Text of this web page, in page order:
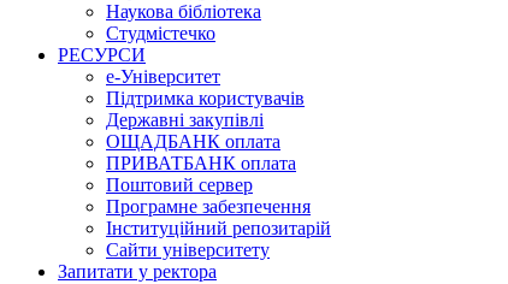
Наукова бібліотека
Студмістечко
РЕСУРСИ
е-Університет
Підтримка користувачів
Державні закупівлі
ОЩАДБАНК оплата
ПРИВАТБАНК оплата
Поштовий сервер
Програмне забезпечення
Інституційний репозитарій
Сайти університету
Запитати у ректора